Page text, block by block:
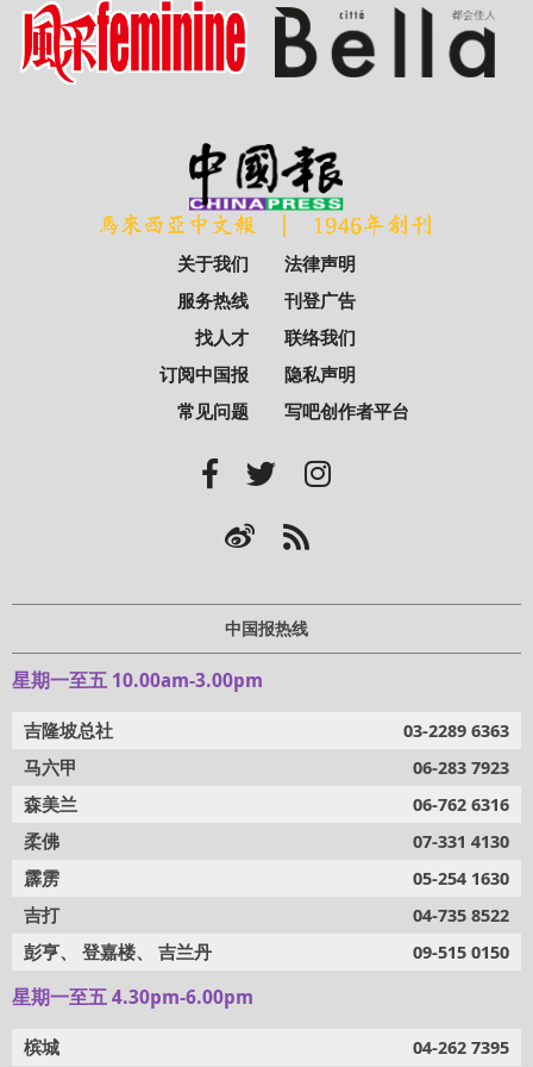
关于我们
服务热线
找人才
订阅中国报
常见问题
法律声明
刊登广告
联络我们
隐私声明
写吧创作者平台
中国报热线
星期一至五 10.00am-3.00pm
吉隆坡总社
03-2289 6363
马六甲
06-283 7923
森美兰
06-762 6316
柔佛
07-331 4130
霹雳
05-254 1630
吉打
04-735 8522
彭亨、 登嘉楼、 吉兰丹
09-515 0150
星期一至五 4.30pm-6.00pm
槟城 04-262 7395